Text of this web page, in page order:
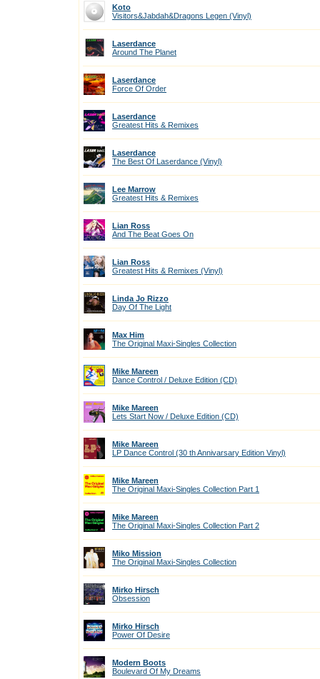
Koto
Visitors&Jabdah&Dragons Legen (Vinyl)
Laserdance
Around The Planet
Laserdance
Force Of Order
Laserdance
Greatest Hits & Remixes
Laserdance
The Best Of Laserdance (Vinyl)
Lee Marrow
Greatest Hits & Remixes
Lian Ross
And The Beat Goes On
Lian Ross
Greatest Hits & Remixes (Vinyl)
Linda Jo Rizzo
Day Of The Light
Max Him
The Original Maxi-Singles Collection
Mike Mareen
Dance Control / Deluxe Edition (CD)
Mike Mareen
Lets Start Now / Deluxe Edition (CD)
Mike Mareen
LP Dance Control (30 th Annivarsary Edition Vinyl)
Mike Mareen
The Original Maxi-Singles Collection Part 1
Mike Mareen
The Original Maxi-Singles Collection Part 2
Miko Mission
The Original Maxi-Singles Collection
Mirko Hirsch
Obsession
Mirko Hirsch
Power Of Desire
Modern Boots
Boulevard Of My Dreams